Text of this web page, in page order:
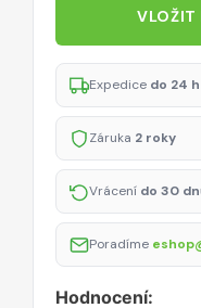
VLOŽIT
Expedice do 24 h
Záruka 2 roky
Vrácení do 30
Poradíme
Hodnocení: